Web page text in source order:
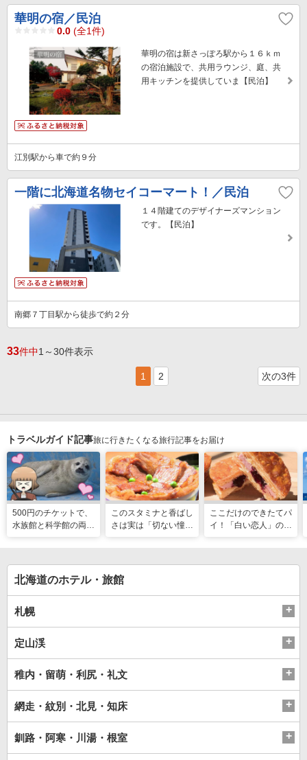
華明の宿／民泊
0.0 (全1件)
華明の宿は新さっぽろ駅から１６ｋｍ
の宿泊施設で、共用ラウンジ、庭、共
用キッチンを提供していま【民泊】
江別駅から車で約９分
一階に北海道名物セイコーマート！／民泊
１４階建てのデザイナーズマンション
です。【民泊】
南郷７丁目駅から徒歩で約２分
33件中1～30件表示
1 2 次の3件
トラベルガイド記事旅に行きたくなる旅行記事をお届け
500円のチケットで、
水族館と科学館の両方
このスタミナと香ばし
さは実は「切ない憧
ツ
ここだけのできたてパ
イ！「白い恋人」の石
北海道のホテル・旅館
札幌
定山渓
稚内・留萌・利尻・礼文
網走・紋別・北見・知床
釧路・阿寒・川湯・根室